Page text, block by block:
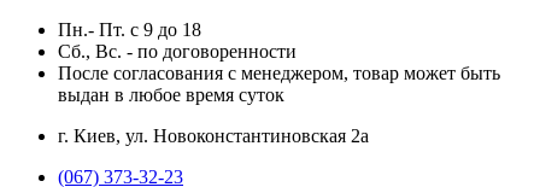
Пн.- Пт. с 9 до 18
Сб., Вс. - по договоренности
После согласования с менеджером, товар может быть
выдан в любое время суток
г. Киев, ул. Новоконстантиновская 2а
(067) 373-32-23